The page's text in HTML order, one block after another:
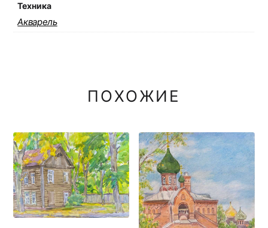
Техника
Акварель
ПОХОЖИЕ